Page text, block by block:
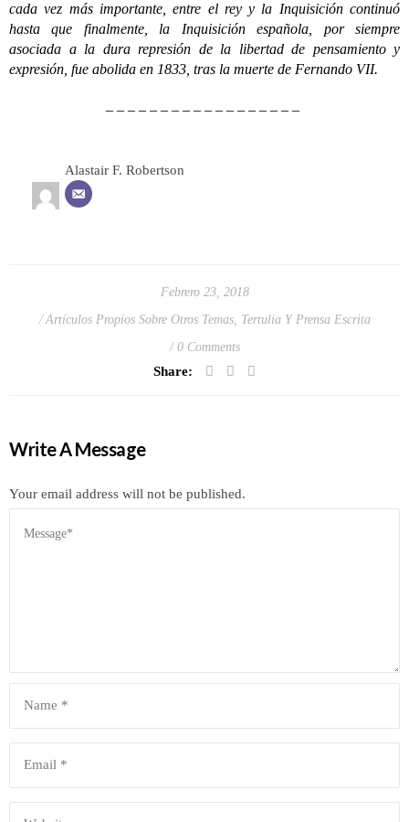
cada vez más importante, entre el rey y la Inquisición continuó
hasta que finalmente, la Inquisición española, por siempre
asociada a la dura represión de la libertad de pensamiento y
expresión, fue abolida en 1833, tras la muerte de Fernando VII.
– – – – – – – – – – – – – – – – – –
Alastair F. Robertson
Febrero 23, 2018
Artículos Propios Sobre Otros Temas, Tertulia Y Prensa Escrita
0 Comments
Share:
Write A Message
Your email address will not be published.